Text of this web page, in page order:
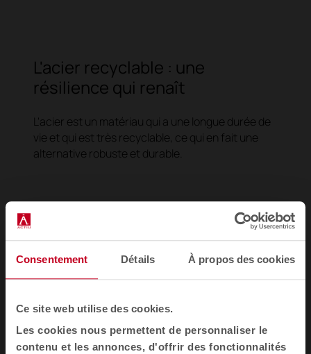
Consentement Détails À propos des cookies
Ce site web utilise des cookies.
Les cookies nous permettent de personnaliser le
contenu et les annonces, d'offrir des fonctionnalités
L'acier recyclable : une
résilience qui renaît
L'acier est un matériau qui a une longue durée de
vie et qui est très recyclable, ce qui en fait une
alternative robuste et durable.